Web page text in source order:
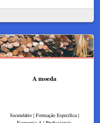
A moeda
Secundário | Formação Específica |